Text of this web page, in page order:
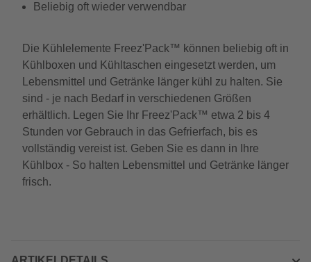
Beliebig oft wieder verwendbar
Die Kühlelemente Freez'Pack™ können beliebig oft in
Kühlboxen und Kühltaschen eingesetzt werden, um
Lebensmittel und Getränke länger kühl zu halten. Sie
sind - je nach Bedarf in verschiedenen Größen
erhältlich. Legen Sie Ihr Freez'Pack™ etwa 2 bis 4
Stunden vor Gebrauch in das Gefrierfach, bis es
vollständig vereist ist. Geben Sie es dann in Ihre
Kühlbox - So halten Lebensmittel und Getränke länger
frisch.